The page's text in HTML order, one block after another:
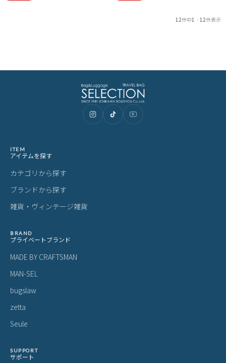
12件中1 - 12件表示
ITEM
アイテムを探す
カテゴリから探す
ブランドから探す
雑貨・ヴィンテージ雑貨
BRAND
プライベートブランド
MADE BY CRAFTSMAN
MAN-SEL
bugslaw
zetta
Seule
SUPPORT
サポート